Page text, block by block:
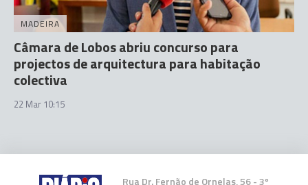
MADEIRA
Câmara de Lobos abriu concurso para
projectos de arquitectura para habitação
colectiva
22 Mar 10:15
Rua Dr. Fernão de Ornelas, 56 - 3º